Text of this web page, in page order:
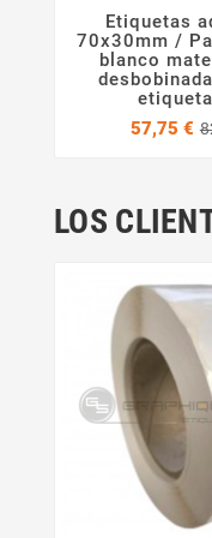

Etiquetas
70x30mm /
blanco
57,75 €
LOS